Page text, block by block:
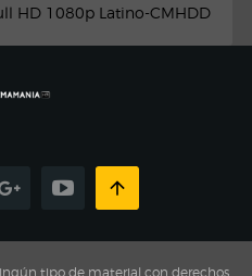
HD 1080p Latino-CMHDD
tipo de material con derechos